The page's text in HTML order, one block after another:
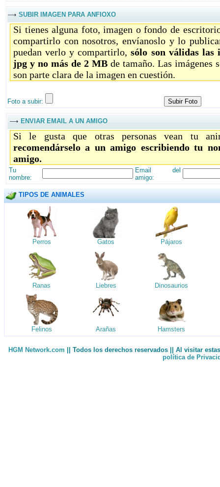
SUBIR IMAGEN PARA ANFIOXO
Si tienes alguna foto, imagen o fondo de
compartirlo con nosotros, envíanoslo y lo
puedan verlo y compartirlo,sólo son válidas las
jpg y no más de 2 MB de tamaño. Las imágenes
son parte clara de la imagen en cuestión.
Foto a subir:
ENVIAR EMAIL A UN AMIGO
Si le gusta que otras personas vean tu
recomendárselo a un amigo escribiendo tu
amigo.
Tu
nombre:
Email del
amigo:
TIPOS DE ANIMALES
Perros Gatos Pájaros
Ranas Liebres Dinosaurios
Felinos Arañas Hamsters
HGM Network.com || Todos los derechos reservados || Al visitar
política de